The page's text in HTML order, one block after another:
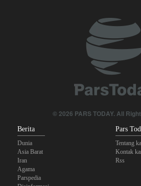
Mengapa Lobi Zionis di Amerika Tidak
Anggota Kongres AS Khawatirkan
Foreign Affairs: AS Harus Tinggalkan
© 2026 PARS TODAY. All
Berita
Dunia
Asia Barat
Iran
Agama
Parspedia
Pars
Tentang
Kontak
Rss